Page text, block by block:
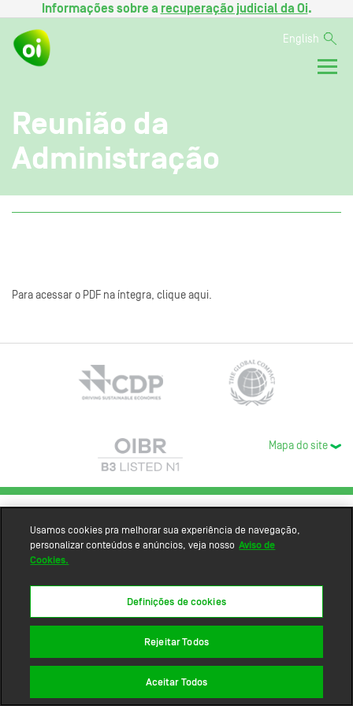
Informações sobre a recuperação judicial da Oi.
English
Reunião da
Administração
Para acessar o PDF na íntegra, clique aqui.
Mapa do site
Usamos cookies pra melhorar sua experiência de navegação,
personalizar conteúdos e anúncios, veja nosso Aviso de
Cookies.
Definições de cookies
Rejeitar Todos
Aceitar Todos